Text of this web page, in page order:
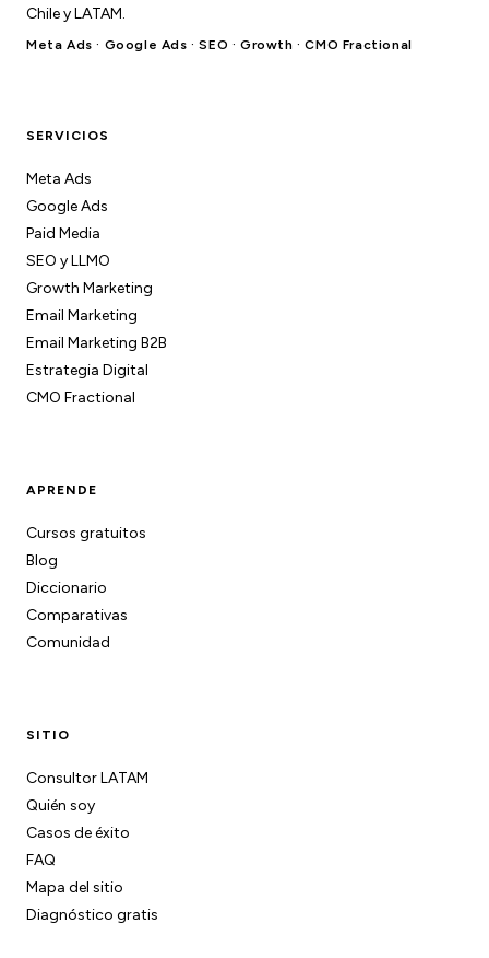
Chile y LATAM.
Meta Ads · Google Ads · SEO · Growth · CMO Fractional
SERVICIOS
Meta Ads
Google Ads
Paid Media
SEO y LLMO
Growth Marketing
Email Marketing
Email Marketing B2B
Estrategia Digital
CMO Fractional
APRENDE
Cursos gratuitos
Blog
Diccionario
Comparativas
Comunidad
SITIO
Consultor LATAM
Quién soy
Casos de éxito
FAQ
Mapa del sitio
Diagnóstico gratis